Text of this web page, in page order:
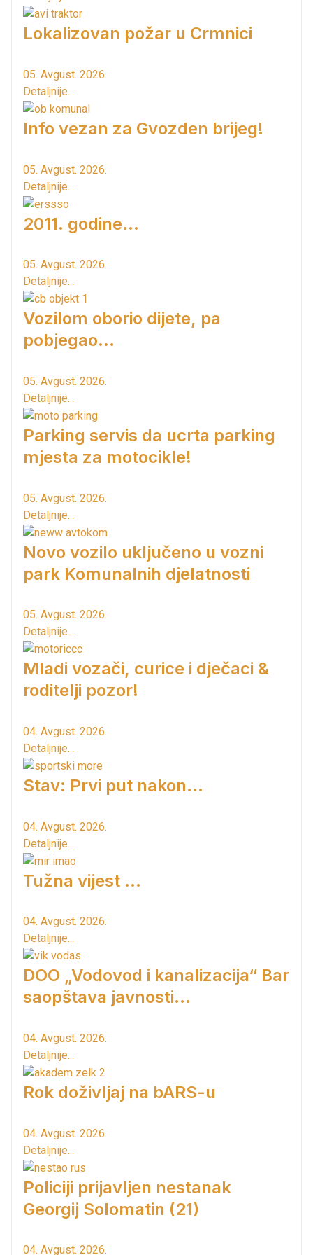
Lokalizovan požar u Crmnici
05. Avgust. 2026.
Detaljnije...
Info vezan za Gvozden brijeg!
05. Avgust. 2026.
Detaljnije...
2011. godine...
05. Avgust. 2026.
Detaljnije...
Vozilom oborio dijete, pa
pobjegao...
05. Avgust. 2026.
Detaljnije...
Parking servis da ucrta parking
mjesta za motocikle!
05. Avgust. 2026.
Detaljnije...
Novo vozilo uključeno u vozni
park Komunalnih djelatnosti
05. Avgust. 2026.
Detaljnije...
Mladi vozači, curice i dječaci &
roditelji pozor!
04. Avgust. 2026.
Detaljnije...
Stav: Prvi put nakon…
04. Avgust. 2026.
Detaljnije...
Tužna vijest ...
04. Avgust. 2026.
Detaljnije...
DOO „Vodovod i kanalizacija“ Bar
saopštava javnosti...
04. Avgust. 2026.
Detaljnije...
Rok doživljaj na bARS-u
04. Avgust. 2026.
Detaljnije...
Policiji prijavljen nestanak
Georgij Solomatin (21)
04. Avgust. 2026.